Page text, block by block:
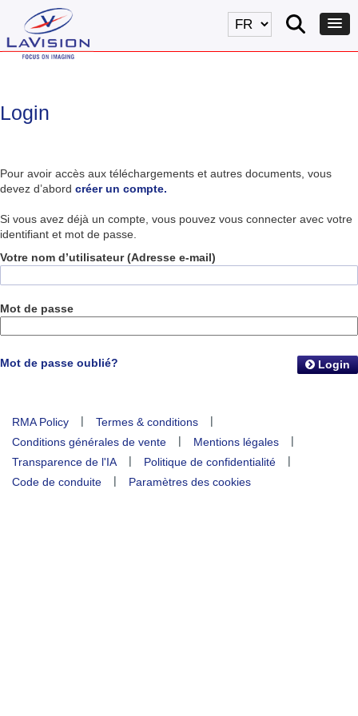
Login
Pour avoir accès aux téléchargements et autres documents, vous
devez d’abord créer un compte.
Si vous avez déjà un compte, vous pouvez vous connecter avec votre
identifiant et mot de passe.
Votre nom d’utilisateur (Adresse e-mail)
Mot de passe
Mot de passe oublié? Login
RMA Policy | Termes & conditions
|
Conditions générales de vente
| Mentions légales
|
Transparence de l'IA
| Politique de confidentialité
|
Code de conduite
| Paramètres des cookies